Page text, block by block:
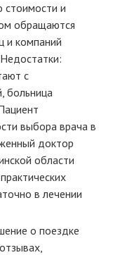
стоимости и
обращаются
и компаний
с
больница
выбора врача в
доктор
области
в лечении
о поездке